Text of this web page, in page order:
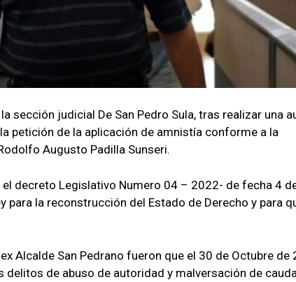
sección judicial De San Pedro Sula, tras realizar una
petición de la aplicación de amnistía conforme a la
Augusto Padilla Sunseri.
decreto Legislativo Numero 04 – 2022- de fecha 4
para la reconstrucción del Estado de Derecho y para
Alcalde San Pedrano fueron que el 30 de Octubre de
delitos de abuso de autoridad y malversación de